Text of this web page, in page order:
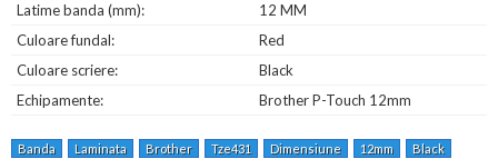
Latime banda (mm):
12 MM
Culoare fundal:
Red
Culoare scriere:
Black
Echipamente:
Brother P-Touch 12mm
Banda Laminata Brother Tze431 Dimensiune 12mm Black